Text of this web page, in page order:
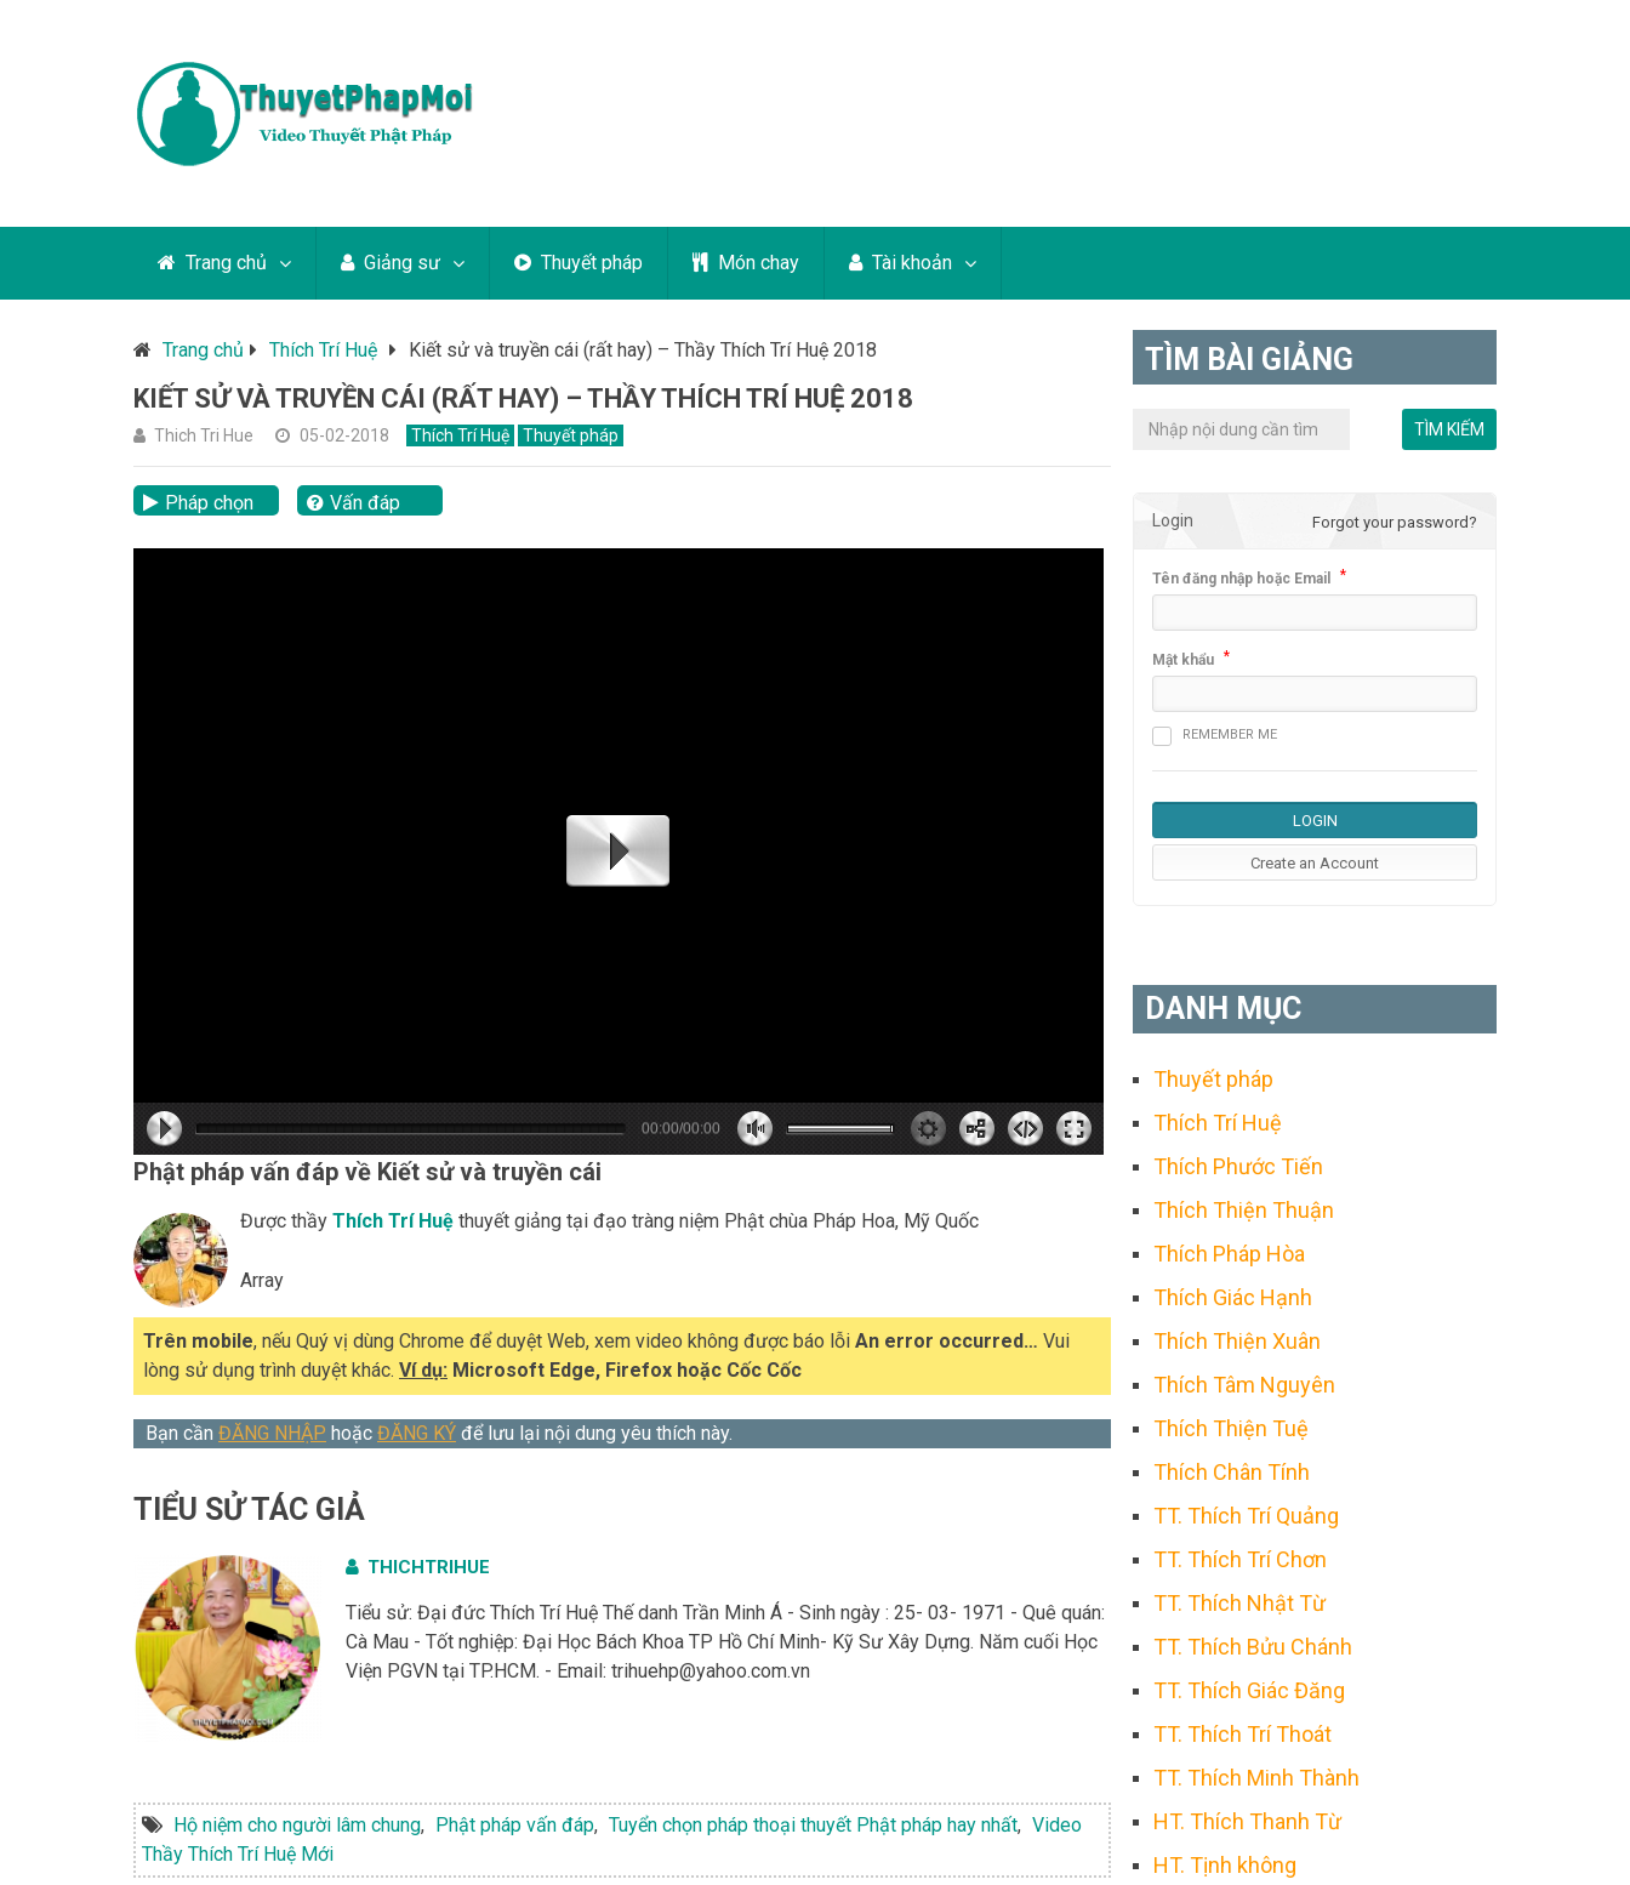
Trang chủ Giảng sư Thuyết pháp Món chay Tài khoản
Trang chủ Thích Trí Huệ Kiết sử và truyền cái (rất hay) – Thầy Thích Trí Huệ 2018
KIẾT SỬ VÀ TRUYỀN CÁI (RẤT HAY) – THẦY THÍCH TRÍ HUỆ 2018
Thich Tri Hue 05-02-2018 Thích Trí Huệ Thuyết pháp
Pháp chọn
Vấn đáp
hd2160
hd2160
hd1440
highres
hd1080
hd720
large
medium
small
tiny
00:00/00:00
Phật pháp vấn đáp về Kiết sử và truyền cái
Được thầy Thích Trí Huệ thuyết giảng tại đạo tràng niệm Phật chùa Pháp Hoa, Mỹ Quốc
Array
Trên mobile, nếu Quý vị dùng Chrome để duyệt Web, xem video không được báo lỗi An error occurred… Vui
lòng sử dụng trình duyệt khác. Ví dụ: Microsoft Edge, Firefox hoặc Cốc Cốc
Bạn cần ĐĂNG NHẬP hoặc ĐĂNG KÝ để lưu lại nội dung yêu thích này.
TIỂU SỬ TÁC GIẢ
THICHTRIHUE
Tiểu sử: Đại đức Thích Trí Huệ Thế danh Trần Minh Á - Sinh ngày : 25- 03- 1971 - Quê quán:
Cà Mau - Tốt nghiệp: Đại Học Bách Khoa TP Hồ Chí Minh- Kỹ Sư Xây Dựng. Năm cuối Học
Viện PGVN tại TP.HCM. - Email: trihuehp@yahoo.com.vn
Hộ niệm cho người lâm chung, Phật pháp vấn đáp, Tuyển chọn pháp thoại thuyết Phật pháp hay nhất, Video
Thầy Thích Trí Huệ Mới
TÌM BÀI GIẢNG
Login Forgot your password?
Tên đăng nhập hoặc Email *
Mật khẩu *
REMEMBER ME
DANH MỤC
Thuyết pháp
Thích Trí Huệ
Thích Phước Tiến
Thích Thiện Thuận
Thích Pháp Hòa
Thích Giác Hạnh
Thích Thiện Xuân
Thích Tâm Nguyên
Thích Thiện Tuệ
Thích Chân Tính
TT. Thích Trí Quảng
TT. Thích Trí Chơn
TT. Thích Nhật Từ
TT. Thích Bửu Chánh
TT. Thích Giác Đăng
TT. Thích Trí Thoát
TT. Thích Minh Thành
HT. Thích Thanh Từ
HT. Tịnh không